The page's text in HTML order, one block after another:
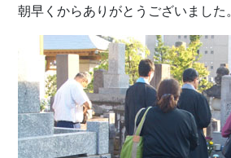
朝早くからありがとうございました